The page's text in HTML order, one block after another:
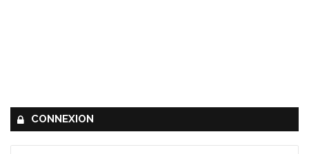
CONNEXION